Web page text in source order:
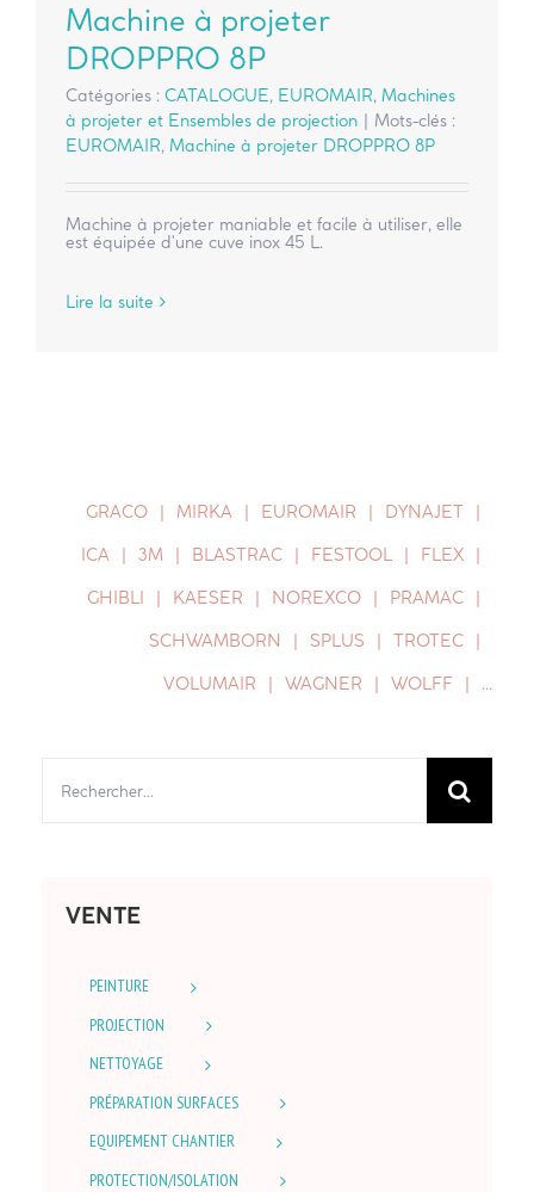
Machine à projeter
DROPPRO 8P
Catégories : CATALOGUE, EUROMAIR, Machines
à projeter et Ensembles de projection
Mots-clés :
EUROMAIR, Machine à projeter DROPPRO 8P
Machine à projeter maniable et facile à utiliser, elle
est équipée d'une cuve inox 45 L.
Lire la suite
GRACO MIRKA EUROMAIR
DYNAJET
ICA
3M BLASTRAC FESTOOL
FLEX
GHIBLI
KAESER NOREXCO
PRAMAC
SCHWAMBORN
SPLUS
TROTEC
VOLUMAIR
WAGNER WOLFF …
VENTE
PEINTURE
PROJECTION
NETTOYAGE
PRÉPARATION SURFACES
EQUIPEMENT CHANTIER
PROTECTION/ISOLATION